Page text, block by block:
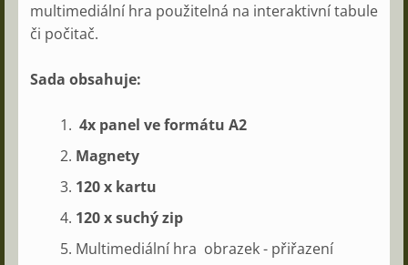
multimediální hra použitelná na interaktivní tabule
či počitač.
Sada obsahuje:
4x panel ve formátu A2
Magnety
120 x kartu
120 x suchý zip
Multimediální hra obrazek - přiřazení